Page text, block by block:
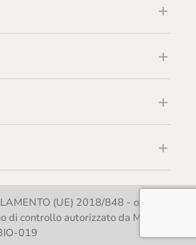
(UE) 2018/848 - operatore
controllo autorizzato da MASAF IT-
019